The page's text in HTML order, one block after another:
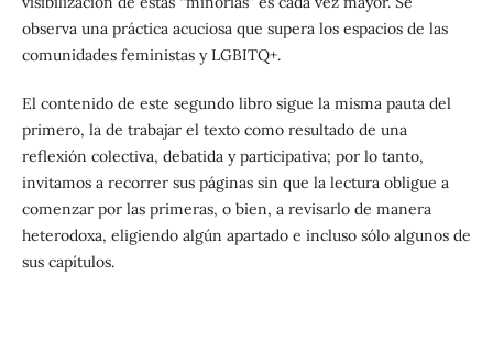
observa una práctica acuciosa que supera los espacios de las
comunidades feministas y LGBITQ+.
El contenido de este segundo libro sigue la misma pauta del
primero, la de trabajar el texto como resultado de una
reflexión colectiva, debatida y participativa; por lo tanto,
invitamos a recorrer sus páginas sin que la lectura obligue a
comenzar por las primeras, o bien, a revisarlo de manera
heterodoxa, eligiendo algún apartado e incluso sólo algunos de
sus capítulos.